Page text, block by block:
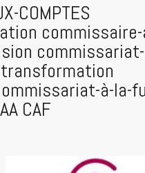
COMPTES
commissaire-
à-la-
CAF